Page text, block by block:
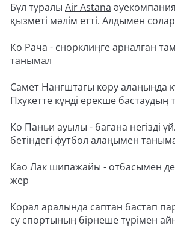
Бұл туралы Air Astana
қызметі мәлім етті. Алдымен
Ко Рача - снорклиңге арналған
танымал
Самет Нангштағы көру алаңында
Пхукетте күнді ерекше
Ко Паньи ауылы - бағана негізді
бетіндегі футбол алаңымен
Као Лак шипажайы - отбасымен
жер
Корал аралында саптан бастап
су спортының бірнеше түрімен